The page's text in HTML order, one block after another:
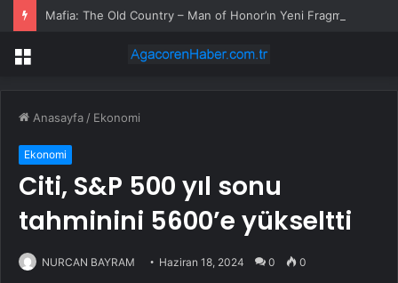
Menü
Anasayfa / Ekonomi
Ekonomi
Citi, S&P 500 yıl sonu
tahminini 5600’e yükseltti
NURCAN BAYRAM Haziran 18, 2024 0 0